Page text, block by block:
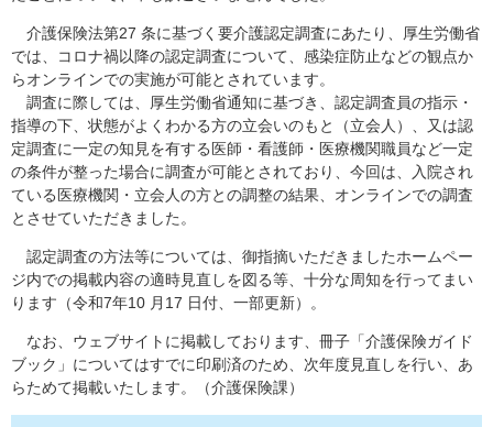
介護保険法第27 条に基づく要介護認定調査にあたり、厚生労働省
では、コロナ禍以降の認定調査について、感染症防止などの観点か
らオンラインでの実施が可能とされています。
調査に際しては、厚生労働省通知に基づき、認定調査員の指示・
指導の下、状態がよくわかる方の立会いのもと（立会人）、又は認
定調査に一定の知見を有する医師・看護師・医療機関職員など一定
の条件が整った場合に調査が可能とされており、今回は、入院され
ている医療機関・立会人の方との調整の結果、オンラインでの調査
とさせていただきました。
認定調査の方法等については、御指摘いただきましたホームペー
ジ内での掲載内容の適時見直しを図る等、十分な周知を行ってまい
ります（令和7年10 月17 日付、一部更新）。
なお、ウェブサイトに掲載しております、冊子「介護保険ガイド
ブック」についてはすでに印刷済のため、次年度見直しを行い、あ
らためて掲載いたします。（介護保険課）